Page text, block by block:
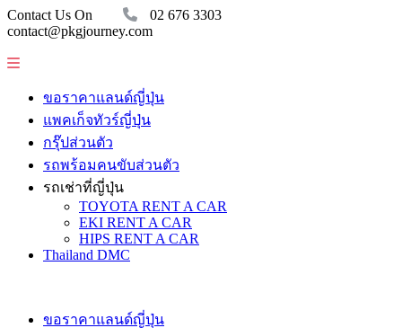
Contact Us On
02 676 3303
contact@pkgjourney.com
ขอราคาแลนด์ญี่ปุ่น
แพคเก็จทัวร์ญี่ปุ่น
กรุ๊ปส่วนตัว
รถพร้อมคนขับส่วนตัว
รถเช่าที่ญี่ปุ่น
TOYOTA RENT A CAR
EKI RENT A CAR
HIPS RENT A CAR
Thailand DMC
ขอราคาแลนด์ญี่ปุ่น